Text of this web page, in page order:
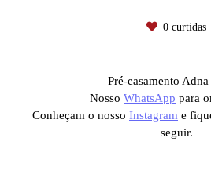
0 curtidas
Pré-casamento Adna
Nosso WhatsApp para
Conheçam o nosso Instagram e
seguir.